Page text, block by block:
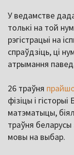
У ведамстве
толькі на той
рэгістрацыі на
спраўдзіць, ці
атрымання
26 траўня
фізіцы і
матэматыцы,
траўня беларусы
мовы на выбар.